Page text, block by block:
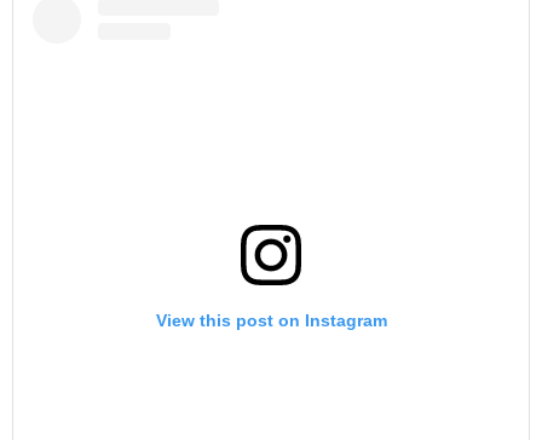
View this post on Instagram